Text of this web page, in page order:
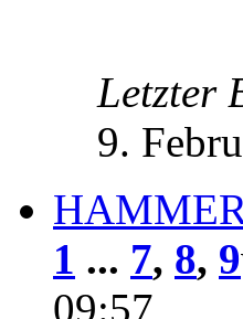
Letzter
9.
1 ... 7, 8, 9
09:57